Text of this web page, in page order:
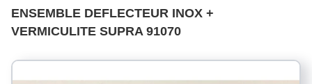
ENSEMBLE DEFLECTEUR INOX +
VERMICULITE SUPRA 91070